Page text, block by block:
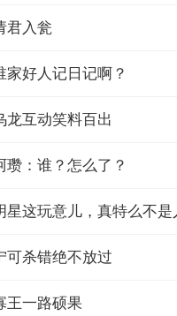
君入瓮
家好人记日记啊？
龙互动笑料百出
瓒：谁？怎么了？
星这玩意儿，真特么不是
可杀错绝不放过
王一路硕果